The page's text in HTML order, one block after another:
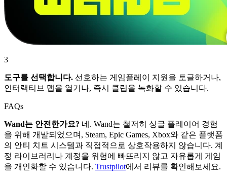
3
도구를 선택합니다. 선호하는 게임플레이 지원을 토글하거나,
인터랙티브 맵을 열거나, 즉시 클립을 녹화할 수 있습니다.
FAQs
Wand는 안전한가요? 네. Wand는 철저히 싱글 플레이어 경험
을 위해 개발되었으며, Steam, Epic Games, Xbox와 같은 플랫폼
의 안티 치트 시스템과 직접적으로 상호작용하지 않습니다. 계
정 라이브러리나 계정을 위험에 빠뜨리지 않고 자유롭게 게임
을 개인화할 수 있습니다. Trustpilot에서 리뷰를 확인해보세요.